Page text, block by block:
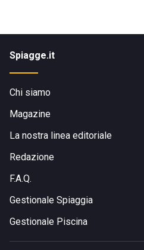
Spiagge.it
Chi siamo
Magazine
La nostra linea editoriale
Redazione
F.A.Q.
Gestionale Spiaggia
Gestionale Piscina